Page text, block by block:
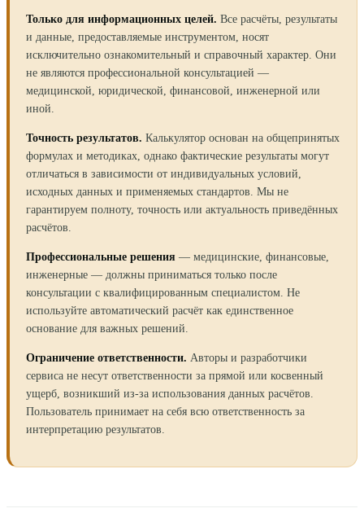
Только для информационных целей. Все расчёты, результаты
и данные, предоставляемые инструментом, носят
исключительно ознакомительный и справочный характер. Они
не являются профессиональной консультацией —
медицинской, юридической, финансовой, инженерной или
иной.
Точность результатов. Калькулятор основан на общепринятых
формулах и методиках, однако фактические результаты могут
отличаться в зависимости от индивидуальных условий,
исходных данных и применяемых стандартов. Мы не
гарантируем полноту, точность или актуальность приведённых
расчётов.
Профессиональные решения — медицинские, финансовые,
инженерные — должны приниматься только после
консультации с квалифицированным специалистом. Не
используйте автоматический расчёт как единственное
основание для важных решений.
Ограничение ответственности. Авторы и разработчики
сервиса не несут ответственности за прямой или косвенный
ущерб, возникший из-за использования данных расчётов.
Пользователь принимает на себя всю ответственность за
интерпретацию результатов.